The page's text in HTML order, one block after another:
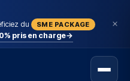
du SME PACKAGE
pris en charge→